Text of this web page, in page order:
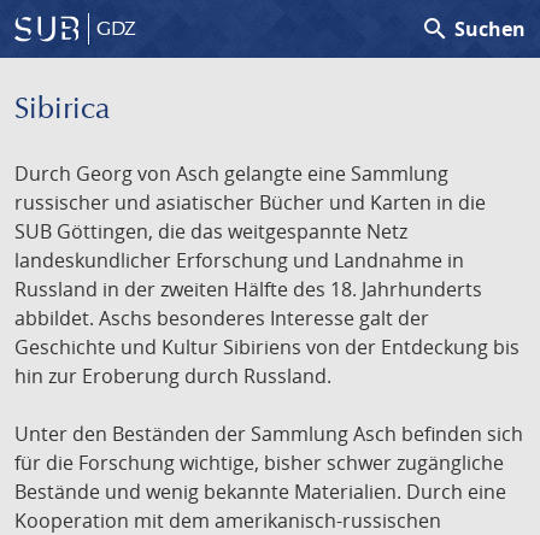
GDZ search Suchen
Sibirica
Durch Georg von Asch gelangte eine Sammlung
russischer und asiatischer Bücher und Karten in die
SUB Göttingen, die das weitgespannte Netz
landeskundlicher Erforschung und Landnahme in
Russland in der zweiten Hälfte des 18. Jahrhunderts
abbildet. Aschs besonderes Interesse galt der
Geschichte und Kultur Sibiriens von der Entdeckung bis
hin zur Eroberung durch Russland.
Unter den Beständen der Sammlung Asch befinden sich
für die Forschung wichtige, bisher schwer zugängliche
Bestände und wenig bekannte Materialien. Durch eine
Kooperation mit dem amerikanisch-russischen